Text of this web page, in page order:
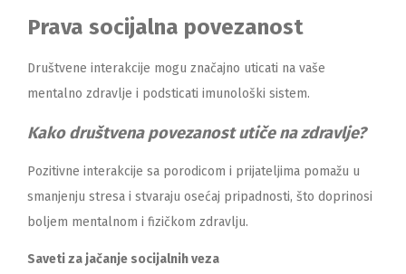
Prava socijalna povezanost
Društvene interakcije mogu značajno uticati na vaše
mentalno zdravlje i podsticati imunološki sistem.
Kako društvena povezanost utiče na zdravlje?
Pozitivne interakcije sa porodicom i prijateljima pomažu u
smanjenju stresa i stvaraju osećaj pripadnosti, što doprinosi
boljem mentalnom i fizičkom zdravlju.
Saveti za jačanje socijalnih veza